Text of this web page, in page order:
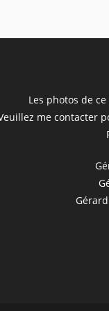
Les photos de
me contacter